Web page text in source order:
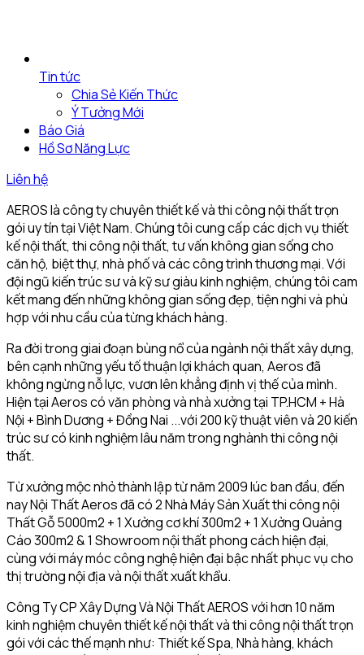
Tin tức
Chia Sẻ Kiến Thức
Ý Tưởng Mới
Báo Giá
Hồ Sơ Năng Lực
Liên hệ
AEROS là công ty chuyên thiết kế và thi công nội thất trọn
gói uy tín tại Việt Nam. Chúng tôi cung cấp các dịch vụ thiết
kế nội thất, thi công nội thất, tư vấn không gian sống cho
căn hộ, biệt thự, nhà phố và các công trình thương mại. Với
đội ngũ kiến trúc sư và kỹ sư giàu kinh nghiệm, chúng tôi cam
kết mang đến những không gian sống đẹp, tiện nghi và phù
hợp với nhu cầu của từng khách hàng.
Ra đời trong giai đoạn bùng nổ của ngành nội thất xây dựng,
bên cạnh những yếu tố thuận lợi khách quan, Aeros đã
không ngừng nỗ lực, vươn lên khẳng định vị thế của mình.
Hiện tại Aeros có văn phòng và nhà xưởng tại TP.HCM + Hà
Nội + Bình Dương + Đồng Nai ...với 200 kỹ thuật viên và 20 kiến
trúc sư có kinh nghiệm lâu năm trong nghành thi công nội
thất.
Từ xưởng mộc nhỏ thành lập từ năm 2009 lúc ban đầu, đến
nay Nội Thất Aeros đã có 2 Nhà Máy Sản Xuất thi công nội
Thất Gỗ 5000m2 + 1 Xưởng cơ khí 300m2 + 1 Xưởng Quảng
Cáo 300m2 & 1 Showroom nội thất phong cách hiện đại,
cùng với máy móc công nghệ hiện đại bậc nhất phục vụ cho
thị trường nội địa và nội thất xuất khẩu.
Công Ty CP Xây Dựng Và Nội Thất AEROS với hơn 10 năm
kinh nghiệm chuyên thiết kế nội thất và thi công nội thất trọn
gói với các thế mạnh như: Thiết kế Spa, Nhà hàng, khách